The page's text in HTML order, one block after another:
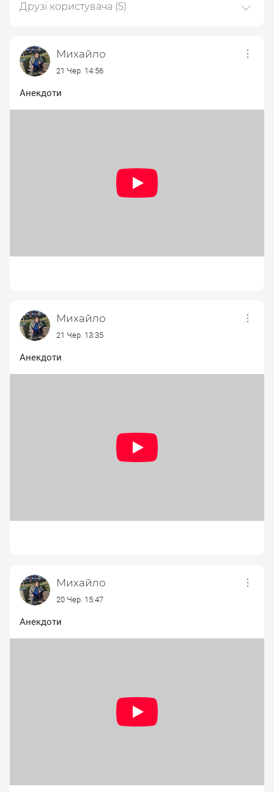
Друзі користувача (5)
Тарас Ярош
Діана
Підтримка (Support)
Михайло
21 Чер. 14:56
Анекдоти
Михайло
21 Чер. 13:35
Анекдоти
Михайло
20 Чер. 15:47
Анекдоти